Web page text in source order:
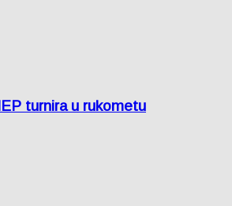
turnira u rukometu